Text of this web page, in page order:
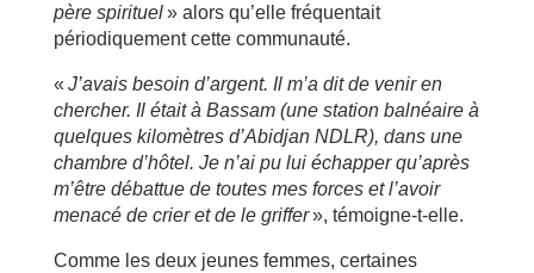
père spirituel» alors qu’elle fréquentait
périodiquement cette communauté.
« J’avais besoin d’argent. Il m’a dit de venir en
chercher. Il était à Bassam (une station balnéaire à
quelques kilomètres d’Abidjan NDLR), dans une
chambre d’hôtel. Je n’ai pu lui échapper qu’après
m’être débattue de toutes mes forces et l’avoir
menacé de crier et de le griffer», témoigne-t-elle.
Comme les deux jeunes femmes, certaines